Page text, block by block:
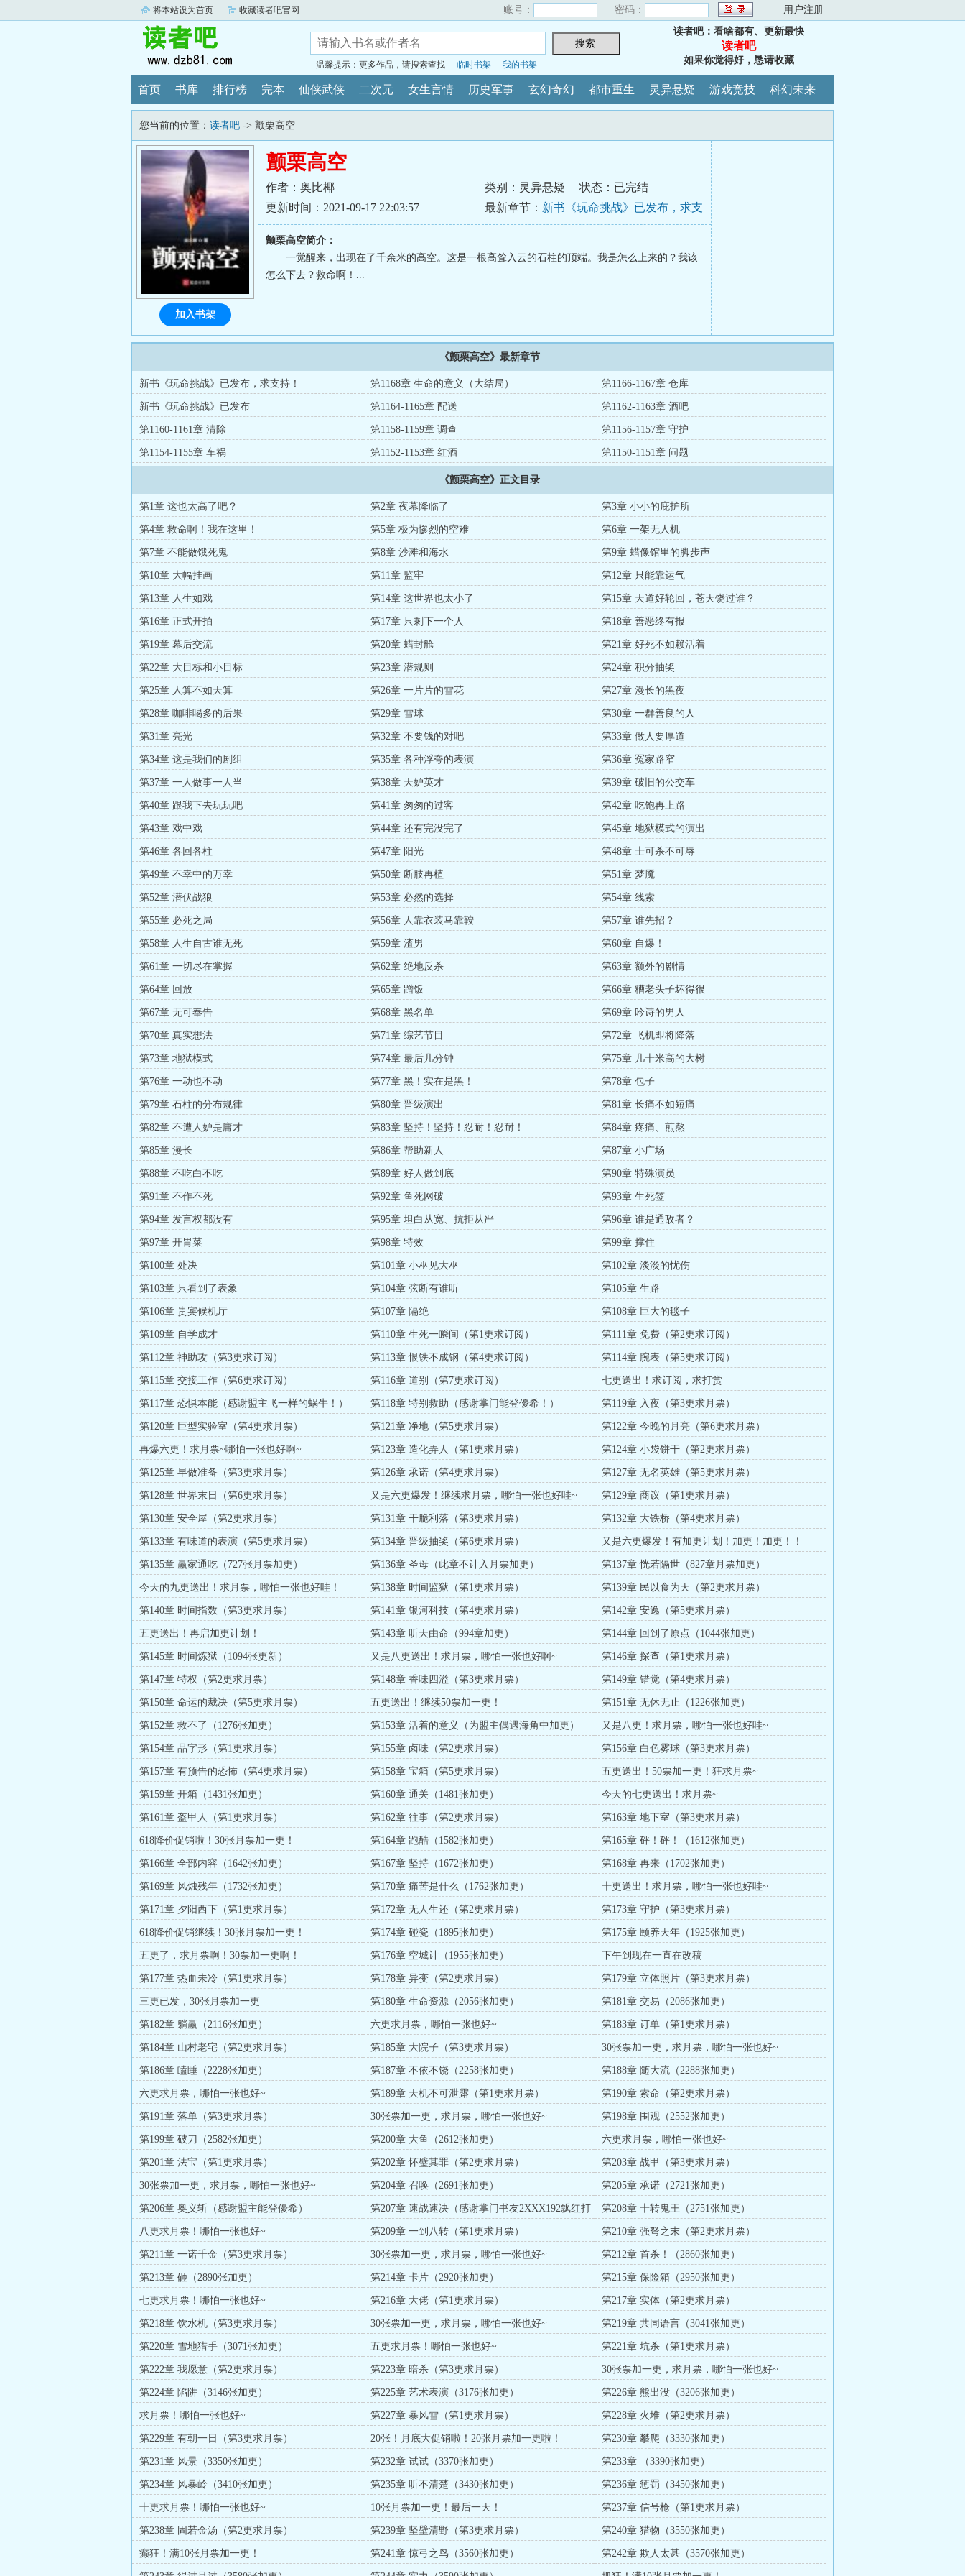
将本站设为首页 收藏读者吧官网 账号： 密码： 用户注册
温馨提示：更多作品，请搜索查找 临时书架 我的书架
读者吧：看啥都有、更新最快
读者吧
如果你觉得好，恳请收藏
首页 书库 排行榜 完本 仙侠武侠 二次元 女生言情 历史军事 玄幻奇幻 都市重生 灵异悬疑 游戏竞技 科幻未来
您当前的位置： 读者吧 -> 颤栗高空
颤栗高空
作者：奥比椰 类别：灵异悬疑
状态：已完结
更新时间：2021-09-17 22:03:57
最新章节： 新书《玩命挑战》已发布，求支
持！
颤栗高空简介：
一觉醒来，出现在了千余米的高空。这是一根高耸入云的石柱的顶端。我是怎么上来的？我该
怎么下去？救命啊！...
加入书架
《颤栗高空》最新章节
新书《玩命挑战》已发布，求支持！ 第1168章 生命的意义（大结局） 第1166-1167章 仓库
新书《玩命挑战》已发布 第1164-1165章 配送 第1162-1163章 酒吧
第1160-1161章 清除 第1158-1159章 调查 第1156-1157章 守护
第1154-1155章 车祸 第1152-1153章 红酒 第1150-1151章 问题
《颤栗高空》正文目录
第1章 这也太高了吧？ 第2章 夜幕降临了 第3章 小小的庇护所
第4章 救命啊！我在这里！ 第5章 极为惨烈的空难 第6章 一架无人机
第7章 不能做饿死鬼 第8章 沙滩和海水 第9章 蜡像馆里的脚步声
第10章 大幅挂画 第11章 监牢 第12章 只能靠运气
第13章 人生如戏 第14章 这世界也太小了 第15章 天道好轮回，苍天饶过谁？
第16章 正式开拍 第17章 只剩下一个人 第18章 善恶终有报
第19章 幕后交流 第20章 蜡封舱 第21章 好死不如赖活着
第22章 大目标和小目标 第23章 潜规则 第24章 积分抽奖
第25章 人算不如天算 第26章 一片片的雪花 第27章 漫长的黑夜
第28章 咖啡喝多的后果 第29章 雪球 第30章 一群善良的人
第31章 亮光 第32章 不要钱的对吧 第33章 做人要厚道
第34章 这是我们的剧组 第35章 各种浮夸的表演 第36章 冤家路窄
第37章 一人做事一人当 第38章 天妒英才 第39章 破旧的公交车
第40章 跟我下去玩玩吧 第41章 匆匆的过客 第42章 吃饱再上路
第43章 戏中戏 第44章 还有完没完了 第45章 地狱模式的演出
第46章 各回各柱 第47章 阳光 第48章 士可杀不可辱
第49章 不幸中的万幸 第50章 断肢再植 第51章 梦魇
第52章 潜伏战狼 第53章 必然的选择 第54章 线索
第55章 必死之局 第56章 人靠衣装马靠鞍 第57章 谁先招？
第58章 人生自古谁无死 第59章 渣男 第60章 自爆！
第61章 一切尽在掌握 第62章 绝地反杀 第63章 额外的剧情
第64章 回放 第65章 蹭饭 第66章 糟老头子坏得很
第67章 无可奉告 第68章 黑名单 第69章 吟诗的男人
第70章 真实想法 第71章 综艺节目 第72章 飞机即将降落
第73章 地狱模式 第74章 最后几分钟 第75章 几十米高的大树
第76章 一动也不动 第77章 黑！实在是黑！ 第78章 包子
第79章 石柱的分布规律 第80章 晋级演出 第81章 长痛不如短痛
第82章 不遭人妒是庸才 第83章 坚持！坚持！忍耐！忍耐！ 第84章 疼痛、煎熬
第85章 漫长 第86章 帮助新人 第87章 小广场
第88章 不吃白不吃 第89章 好人做到底 第90章 特殊演员
第91章 不作不死 第92章 鱼死网破 第93章 生死签
第94章 发言权都没有 第95章 坦白从宽、抗拒从严 第96章 谁是通敌者？
第97章 开胃菜 第98章 特效 第99章 撑住
第100章 处决 第101章 小巫见大巫 第102章 淡淡的忧伤
第103章 只看到了表象 第104章 弦断有谁听 第105章 生路
第106章 贵宾候机厅 第107章 隔绝 第108章 巨大的毯子
第109章 自学成才 第110章 生死一瞬间（第1更求订阅） 第111章 免费（第2更求订阅）
第112章 神助攻（第3更求订阅） 第113章 恨铁不成钢（第4更求订阅） 第114章 腕表（第5更求订阅）
第115章 交接工作（第6更求订阅） 第116章 道别（第7更求订阅） 七更送出！求订阅，求打赏
第117章 恐惧本能（感谢盟主飞一样的蜗牛！） 第118章 特别救助（感谢掌门能登優希！） 第119章 入夜（第3更求月票）
第120章 巨型实验室（第4更求月票） 第121章 净地（第5更求月票） 第122章 今晚的月亮（第6更求月票）
再爆六更！求月票~哪怕一张也好啊~ 第123章 造化弄人（第1更求月票） 第124章 小袋饼干（第2更求月票）
第125章 早做准备（第3更求月票） 第126章 承诺（第4更求月票） 第127章 无名英雄（第5更求月票）
第128章 世界末日（第6更求月票） 又是六更爆发！继续求月票，哪怕一张也好哇~ 第129章 商议（第1更求月票）
第130章 安全屋（第2更求月票） 第131章 干脆利落（第3更求月票） 第132章 大铁桥（第4更求月票）
第133章 有味道的表演（第5更求月票） 第134章 晋级抽奖（第6更求月票） 又是六更爆发！有加更计划！加更！加更！！
第135章 赢家通吃（727张月票加更） 第136章 圣母（此章不计入月票加更） 第137章 恍若隔世（827章月票加更）
今天的九更送出！求月票，哪怕一张也好哇！ 第138章 时间监狱（第1更求月票） 第139章 民以食为天（第2更求月票）
第140章 时间指数（第3更求月票） 第141章 银河科技（第4更求月票） 第142章 安逸（第5更求月票）
五更送出！再启加更计划！ 第143章 听天由命（994章加更） 第144章 回到了原点（1044张加更）
第145章 时间炼狱（1094张更新） 又是八更送出！求月票，哪怕一张也好啊~ 第146章 探查（第1更求月票）
第147章 特权（第2更求月票） 第148章 香味四溢（第3更求月票） 第149章 错觉（第4更求月票）
第150章 命运的裁决（第5更求月票） 五更送出！继续50票加一更！ 第151章 无休无止（1226张加更）
第152章 救不了（1276张加更） 第153章 活着的意义（为盟主偶遇海角中加更） 又是八更！求月票，哪怕一张也好哇~
第154章 品字形（第1更求月票） 第155章 卤味（第2更求月票） 第156章 白色雾球（第3更求月票）
第157章 有预告的恐怖（第4更求月票） 第158章 宝箱（第5更求月票） 五更送出！50票加一更！狂求月票~
第159章 开箱（1431张加更） 第160章 通关（1481张加更） 今天的七更送出！求月票~
第161章 盔甲人（第1更求月票） 第162章 往事（第2更求月票） 第163章 地下室（第3更求月票）
618降价促销啦！30张月票加一更！ 第164章 跑酷（1582张加更） 第165章 砰！砰！（1612张加更）
第166章 全部内容（1642张加更） 第167章 坚持（1672张加更） 第168章 再来（1702张加更）
第169章 风烛残年（1732张加更） 第170章 痛苦是什么（1762张加更） 十更送出！求月票，哪怕一张也好哇~
第171章 夕阳西下（第1更求月票） 第172章 无人生还（第2更求月票） 第173章 守护（第3更求月票）
618降价促销继续！30张月票加一更！ 第174章 碰瓷（1895张加更） 第175章 颐养天年（1925张加更）
五更了，求月票啊！30票加一更啊！ 第176章 空城计（1955张加更） 下午到现在一直在改稿
第177章 热血未冷（第1更求月票） 第178章 异变（第2更求月票） 第179章 立体照片（第3更求月票）
三更已发，30张月票加一更 第180章 生命资源（2056张加更） 第181章 交易（2086张加更）
第182章 躺赢（2116张加更） 六更求月票，哪怕一张也好~ 第183章 订单（第1更求月票）
第184章 山村老宅（第2更求月票） 第185章 大院子（第3更求月票） 30张票加一更，求月票，哪怕一张也好~
第186章 瞌睡（2228张加更） 第187章 不依不饶（2258张加更） 第188章 随大流（2288张加更）
六更求月票，哪怕一张也好~ 第189章 天机不可泄露（第1更求月票） 第190章 索命（第2更求月票）
第191章 落单（第3更求月票） 30张票加一更，求月票，哪怕一张也好~ 第198章 围观（2552张加更）
第199章 破刀（2582张加更） 第200章 大鱼（2612张加更） 六更求月票，哪怕一张也好~
第201章 法宝（第1更求月票） 第202章 怀璧其罪（第2更求月票） 第203章 战甲（第3更求月票）
30张票加一更，求月票，哪怕一张也好~ 第204章 召唤（2691张加更） 第205章 承诺（2721张加更）
第206章 奥义斩（感谢盟主能登優希）
第207章 速战速决（感谢掌门书友2XXX192飘红打
赏！）
第208章 十转鬼王（2751张加更）
八更求月票！哪怕一张也好~ 第209章 一到八转（第1更求月票） 第210章 强弩之末（第2更求月票）
第211章 一诺千金（第3更求月票） 30张票加一更，求月票，哪怕一张也好~ 第212章 首杀！（2860张加更）
第213章 砸（2890张加更） 第214章 卡片（2920张加更） 第215章 保险箱（2950张加更）
七更求月票！哪怕一张也好~ 第216章 大佬（第1更求月票） 第217章 实体（第2更求月票）
第218章 饮水机（第3更求月票） 30张票加一更，求月票，哪怕一张也好~ 第219章 共同语言（3041张加更）
第220章 雪地猎手（3071张加更） 五更求月票！哪怕一张也好~ 第221章 坑杀（第1更求月票）
第222章 我愿意（第2更求月票） 第223章 暗杀（第3更求月票） 30张票加一更，求月票，哪怕一张也好~
第224章 陷阱（3146张加更） 第225章 艺术表演（3176张加更） 第226章 熊出没（3206张加更）
求月票！哪怕一张也好~ 第227章 暴风雪（第1更求月票） 第228章 火堆（第2更求月票）
第229章 有朝一日（第3更求月票） 20张！月底大促销啦！20张月票加一更啦！ 第230章 攀爬（3330张加更）
第231章 风景（3350张加更） 第232章 试试（3370张加更） 第233章 （3390张加更）
第234章 风暴岭（3410张加更） 第235章 听不清楚（3430张加更） 第236章 惩罚（3450张加更）
十更求月票！哪怕一张也好~ 10张月票加一更！最后一天！ 第237章 信号枪（第1更求月票）
第238章 固若金汤（第2更求月票） 第239章 坚壁清野（第3更求月票） 第240章 猎物（3550张加更）
癫狂！满10张月票加一更！ 第241章 惊弓之鸟（3560张加更） 第242章 欺人太甚（3570张加更）